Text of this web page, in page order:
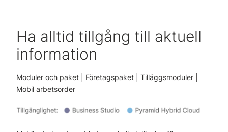
Ha alltid tillgång till aktuell
information
Moduler och paket | Företagspaket | Tilläggsmoduler |
Mobil arbetsorder